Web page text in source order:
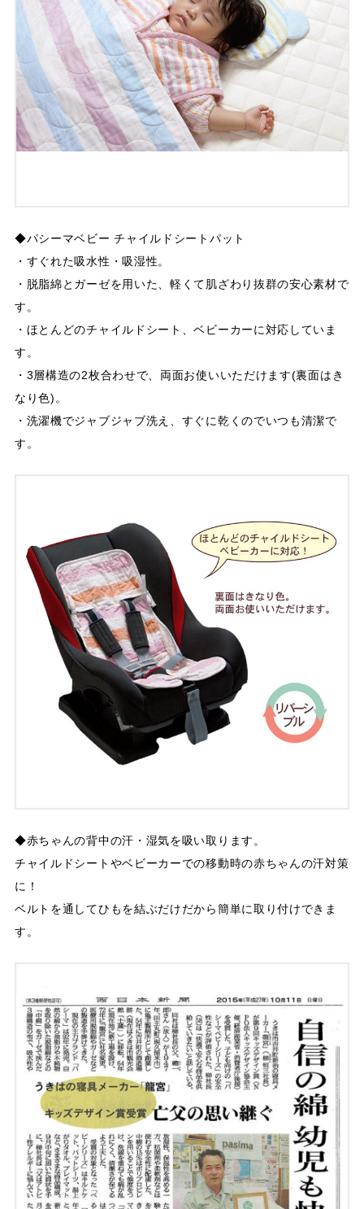
◆パシーマベビー チャイルドシートパット
・すぐれた吸水性・吸湿性。
・脱脂綿とガーゼを用いた、軽くて肌ざわり抜群の安心素材で
す。
・ほとんどのチャイルドシート、ベビーカーに対応していま
す。
・3層構造の2枚合わせで、両面お使いいただけます(裏面はき
なり色)。
・洗濯機でジャブジャブ洗え、すぐに乾くのでいつも清潔で
す。
◆赤ちゃんの背中の汗・湿気を吸い取ります。
チャイルドシートやベビーカーでの移動時の赤ちゃんの汗対策
に！
ベルトを通してひもを結ぶだけだから簡単に取り付けできま
す。